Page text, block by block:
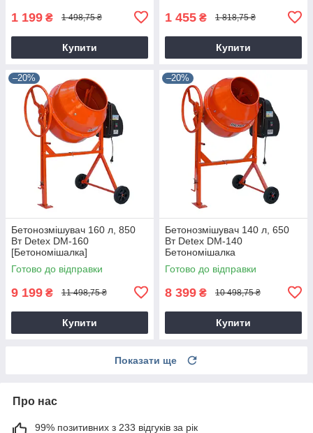
1 199 ₴ 1 498,75 ₴
Купити
1 455 ₴ 1 818,75 ₴
Купити
–20%
Бетонозмішувач 160 л, 850
Вт Detex DM-160
[Бетономішалка]
Готово до відправки
9 199 ₴ 11 498,75 ₴
Купити
–20%
Бетонозмішувач 140 л, 650
Вт Detex DM-140
Бетономішалка
Готово до відправки
8 399 ₴ 10 498,75 ₴
Купити
Показати ще
Про нас
99% позитивних з 233 відгуків за рік